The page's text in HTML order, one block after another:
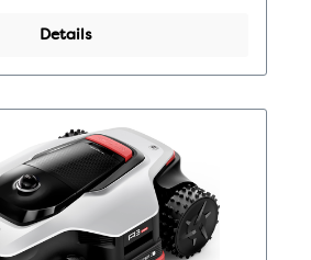
Details